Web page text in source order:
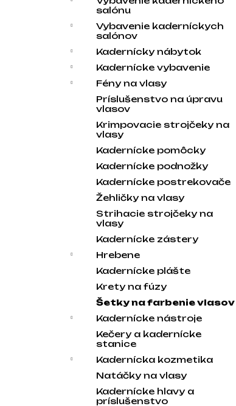
salónu
Vybavenie kaderníckych
salónov
Kadernícky nábytok
Kadernícke vybavenie
Fény na vlasy
Príslušenstvo na úpravu
vlasov
Krimpovacie strojčeky na
vlasy
Kadernícke pomôcky
Kadernícke podnožky
Kadernícke postrekovače
Žehličky na vlasy
Strihacie strojčeky na
vlasy
Kadernícke zástery
Hrebene
Kadernícke plášte
Krety na fúzy
Šetky na farbenie vlasov
Kadernícke nástroje
Kečery a kadernícke
stanice
Kadernícka kozmetika
Natáčky na vlasy
Kadernícke hlavy a
príslušenstvo